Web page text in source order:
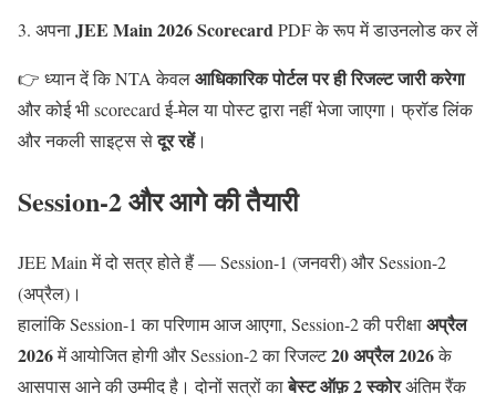
अपनाJEE Main 2026 ScorecardPDF के रूप में डाउनलोड कर लें
👉 ध्यान दें कि NTA केवलआधिकारिक पोर्टल पर ही रिजल्ट जारी करेगा
और कोई भी scorecard ई-मेल या पोस्ट द्वारा नहीं भेजा जाएगा। फ्रॉड लिंक
और नकली साइट्स सेदूर रहें।
Session-2 और आगे की तैयारी
JEE Main में दो सत्र होते हैं — Session-1 (जनवरी) और Session-2
(अप्रैल)।
हालांकि Session-1 का परिणाम आज आएगा, Session-2 की परीक्षाअप्रैल
2026में आयोजित होगी और Session-2 का रिजल्ट20 अप्रैल 2026के
आसपास आने की उम्मीद है। दोनों सत्रों काबेस्ट ऑफ़ 2 स्कोरअंतिम रैंक